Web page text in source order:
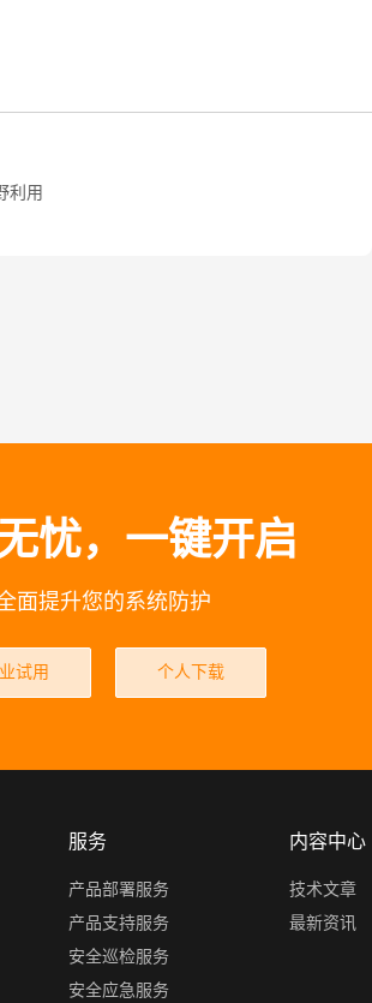
利用
忧，一键开启
面提升您的系统防护
试用 个人下载
服务
产品部署服务
产品支持服务
安全巡检服务
安全应急服务
内容中心
技术文章
最新资讯